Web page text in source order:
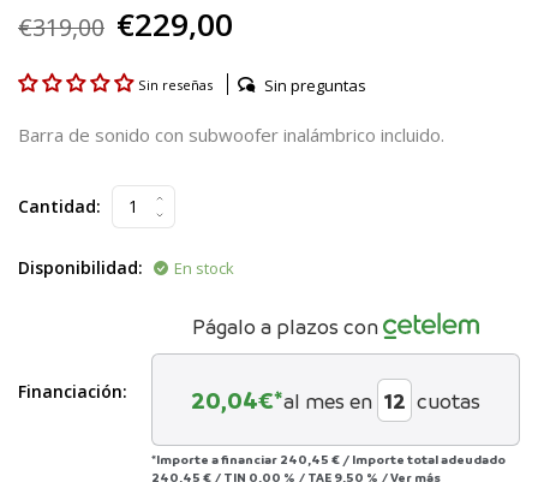
€319,00 €229,00
Sin reseñas Sin preguntas
Barra de sonido con subwoofer inalámbrico incluido.
Cantidad:
Disponibilidad: En stock
Financiación:
Págalo a plazos con
20,04€*al mes en cuotas
*Importe a financiar 240,45 € / Importe total adeudado
240,45 € / TIN 0,00 % / TAE 9,50 % /Ver más